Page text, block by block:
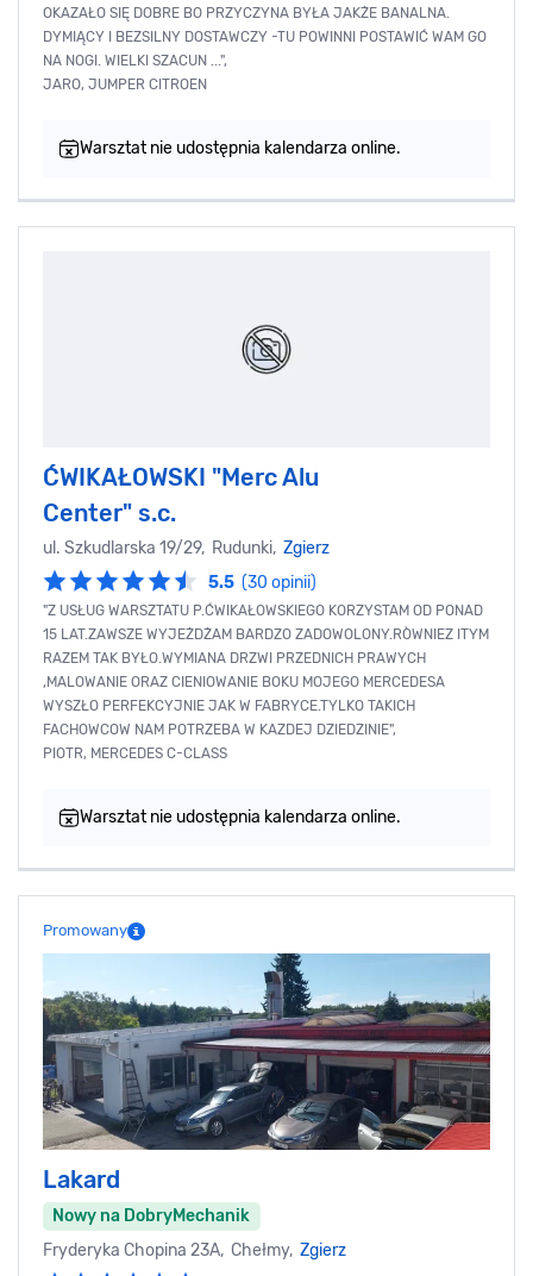
OKAZAŁO SIĘ DOBRE BO PRZYCZYNA BYŁA JAKŻE BANALNA.
DYMIĄCY I BEZSILNY DOSTAWCZY -TU POWINNI POSTAWIĆ WAM GO
NA NOGI. WIELKI SZACUN ...",
JARO, JUMPER CITROEN
Warsztat nie udostępnia kalendarza online.
ĆWIKAŁOWSKI "Merc Alu
Center" s.c.
ul. Szkudlarska 19/29, Rudunki, Zgierz
5.5 (30 opinii)
"Z USŁUG WARSZTATU P.ĆWIKAŁOWSKIEGO KORZYSTAM OD PONAD
15 LAT.ZAWSZE WYJEŻDŻAM BARDZO ZADOWOLONY.RÒWNIEZ ITYM
RAZEM TAK BYŁO.WYMIANA DRZWI PRZEDNICH PRAWYCH
,MALOWANIE ORAZ CIENIOWANIE BOKU MOJEGO MERCEDESA
WYSZŁO PERFEKCYJNIE JAK W FABRYCE.TYLKO TAKICH
FACHOWCOW NAM POTRZEBA W KAZDEJ DZIEDZINIE",
PIOTR, MERCEDES C-CLASS
Warsztat nie udostępnia kalendarza online.
Promowany
Lakard
Nowy na DobryMechanik
Fryderyka Chopina 23A, Chełmy, Zgierz